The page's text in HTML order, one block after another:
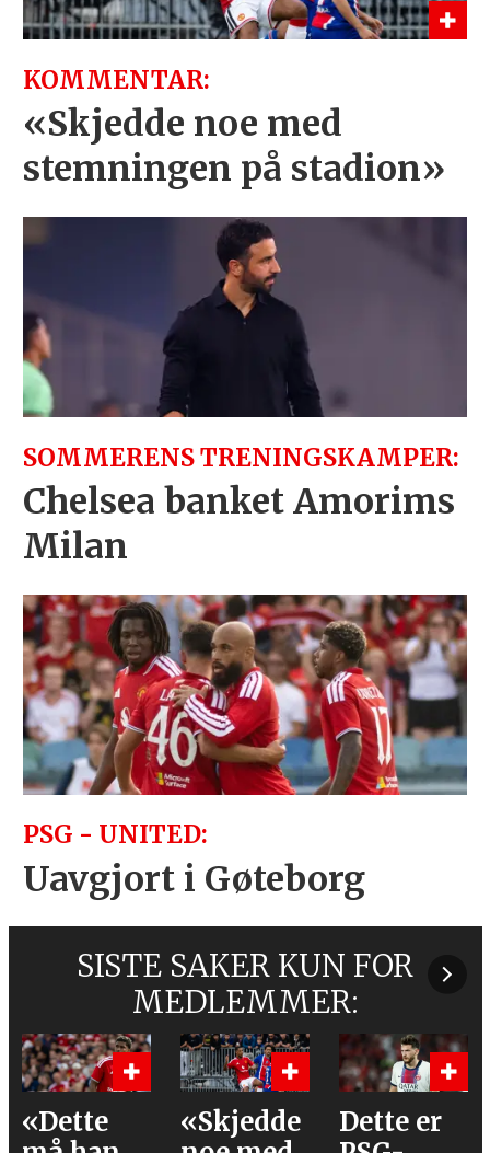
KOMMENTAR:
«Skjedde noe med
stemningen på stadion»
SOMMERENS TRENINGSKAMPER:
Chelsea banket Amorims
Milan
PSG - UNITED:
Uavgjort i Gøteborg
SISTE SAKER KUN FOR
MEDLEMMER:
«Skjedde
Dette er
Våre